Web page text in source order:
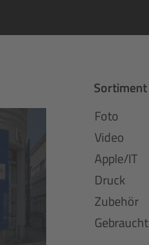
Sortiment
Foto
Video
Apple/IT
Druck
Zubehör
Gebraucht